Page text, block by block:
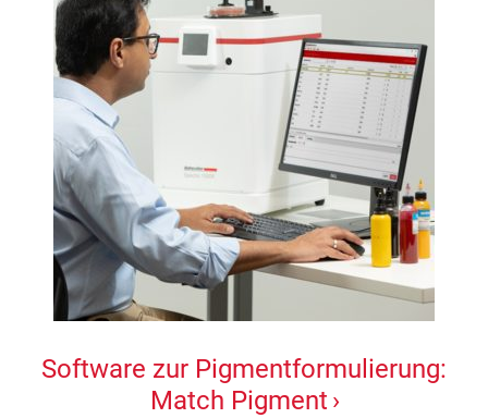
Software zur Pigmentformulierung:
Match Pigment